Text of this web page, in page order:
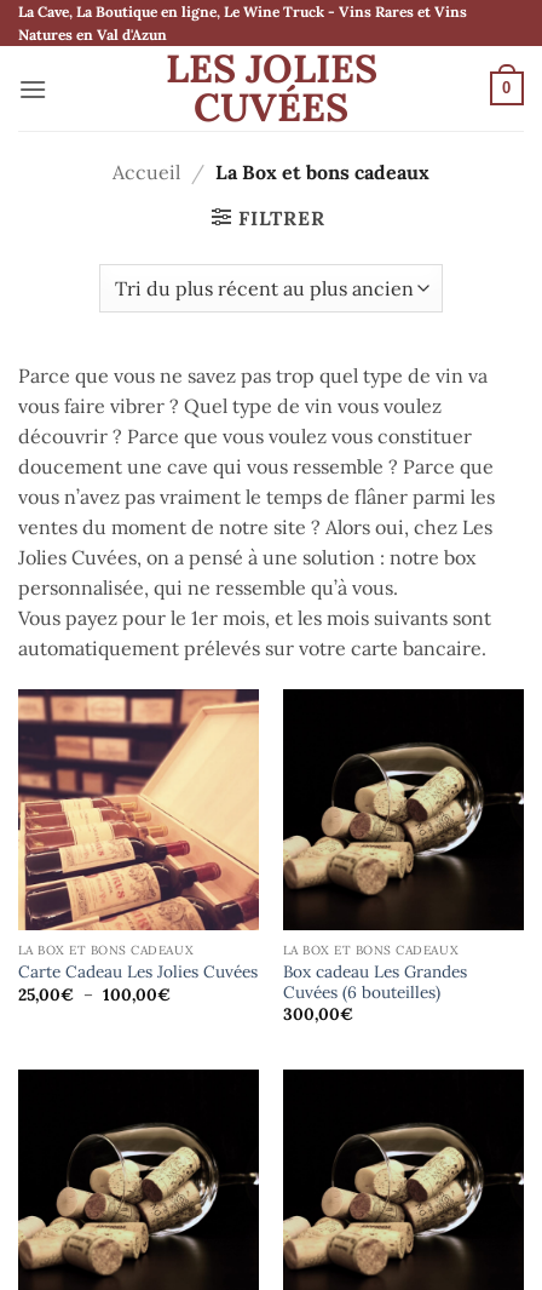
Passer
au
La Cave, La Boutique en ligne, Le Wine Truck - Vins Rares et Vins
Natures en Val d'Azun
LES JOLIES
CUVÉES 0
Accueil / La Box et bons cadeaux
FILTRER
Parce que vous ne savez pas trop quel type de vin va
vous faire vibrer ? Quel type de vin vous voulez
découvrir ? Parce que vous voulez vous constituer
doucement une cave qui vous ressemble ? Parce que
vous n’avez pas vraiment le temps de flâner parmi les
ventes du moment de notre site ? Alors oui, chez Les
Jolies Cuvées, on a pensé à une solution : notre box
personnalisée, qui ne ressemble qu’à vous.
Vous payez pour le 1er mois, et les mois suivants sont
automatiquement prélevés sur votre carte bancaire.
LA BOX ET BONS CADEAUX
Carte Cadeau Les Jolies Cuvées
25,00€ – 100,00€Plage
100,00€
LA BOX ET BONS CADEAUX
Box cadeau Les Grandes
Cuvées (6 bouteilles)
300,00€